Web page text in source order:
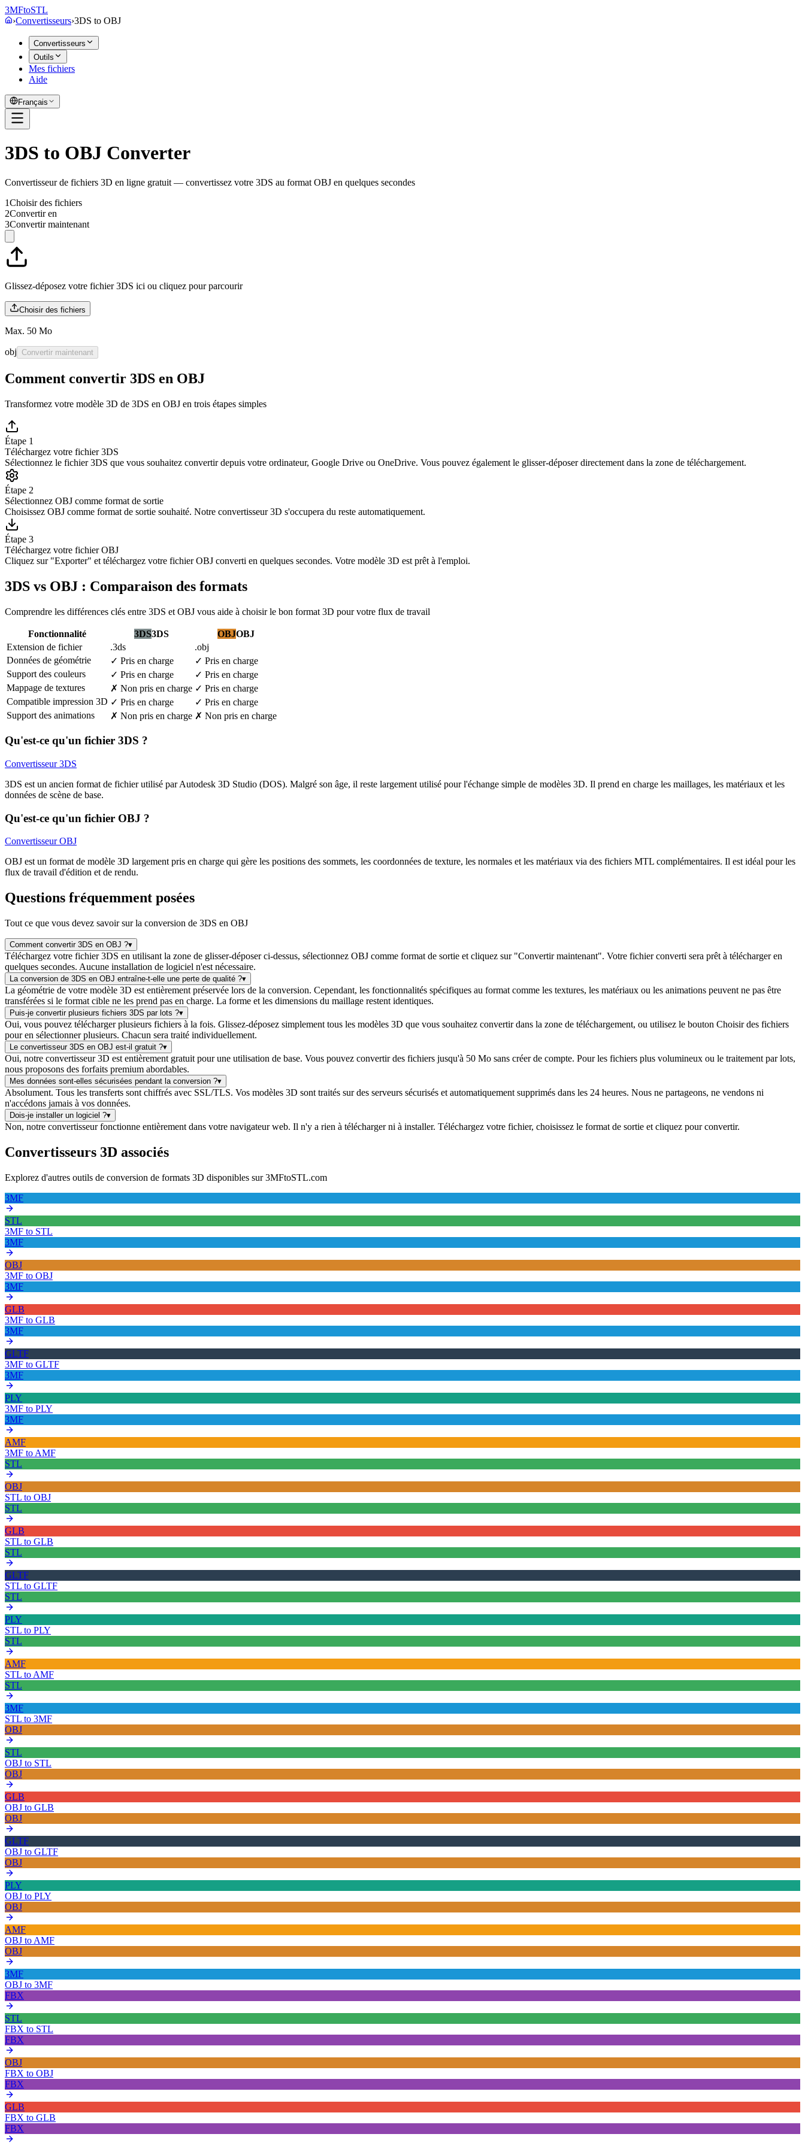
3MFtoSTL
›Convertisseurs›3DS to OBJ
Convertisseurs
Outils
Mes fichiers
Aide
Français
3DS to OBJ Converter
Convertisseur de fichiers 3D en ligne gratuit — convertissez votre 3DS au format OBJ en quelques secondes
1Choisir des fichiers
2Convertir en
3Convertir maintenant
Glissez-déposez votre fichier 3DS ici ou cliquez pour parcourir
Choisir des fichiers
Max. 50 Mo
obj Convertir maintenant
Comment convertir 3DS en OBJ
Transformez votre modèle 3D de 3DS en OBJ en trois étapes simples
Étape 1
Téléchargez votre fichier 3DS
Sélectionnez le fichier 3DS que vous souhaitez convertir depuis votre ordinateur, Google Drive ou OneDrive. Vous pouvez également le glisser-déposer directement dans la zone de téléchargement.
Étape 2
Sélectionnez OBJ comme format de sortie
Choisissez OBJ comme format de sortie souhaité. Notre convertisseur 3D s'occupera du reste automatiquement.
Étape 3
Téléchargez votre fichier OBJ
Cliquez sur "Exporter" et téléchargez votre fichier OBJ converti en quelques secondes. Votre modèle 3D est prêt à l'emploi.
3DS vs OBJ : Comparaison des formats
Comprendre les différences clés entre 3DS et OBJ vous aide à choisir le bon format 3D pour votre flux de travail
Fonctionnalité 3DS3DS OBJOBJ
Extension de fichier
.3ds
.obj
Données de géométrie
✓ Pris en charge ✓ Pris en charge
Support des couleurs
✓ Pris en charge ✓ Pris en charge
Mappage de textures
✗ Non pris en charge ✓ Pris en charge
Compatible impression 3D ✓ Pris en charge ✓ Pris en charge
Support des animations
✗ Non pris en charge ✗ Non pris en charge
Qu'est-ce qu'un fichier 3DS ?
Convertisseur 3DS
3DS est un ancien format de fichier utilisé par Autodesk 3D Studio (DOS). Malgré son âge, il reste largement utilisé pour l'échange simple de modèles 3D. Il prend en charge les maillages, les matériaux et les
données de scène de base.
Qu'est-ce qu'un fichier OBJ ?
Convertisseur OBJ
OBJ est un format de modèle 3D largement pris en charge qui gère les positions des sommets, les coordonnées de texture, les normales et les matériaux via des fichiers MTL complémentaires. Il est idéal pour les
flux de travail d'édition et de rendu.
Questions fréquemment posées
Tout ce que vous devez savoir sur la conversion de 3DS en OBJ
Comment convertir 3DS en OBJ ?▾
Téléchargez votre fichier 3DS en utilisant la zone de glisser-déposer ci-dessus, sélectionnez OBJ comme format de sortie et cliquez sur "Convertir maintenant". Votre fichier converti sera prêt à télécharger en
quelques secondes. Aucune installation de logiciel n'est nécessaire.
La conversion de 3DS en OBJ entraîne-t-elle une perte de qualité ?▾
La géométrie de votre modèle 3D est entièrement préservée lors de la conversion. Cependant, les fonctionnalités spécifiques au format comme les textures, les matériaux ou les animations peuvent ne pas être
transférées si le format cible ne les prend pas en charge. La forme et les dimensions du maillage restent identiques.
Puis-je convertir plusieurs fichiers 3DS par lots ?▾
Oui, vous pouvez télécharger plusieurs fichiers à la fois. Glissez-déposez simplement tous les modèles 3D que vous souhaitez convertir dans la zone de téléchargement, ou utilisez le bouton Choisir des fichiers
pour en sélectionner plusieurs. Chacun sera traité individuellement.
Le convertisseur 3DS en OBJ est-il gratuit ?▾
Oui, notre convertisseur 3D est entièrement gratuit pour une utilisation de base. Vous pouvez convertir des fichiers jusqu'à 50 Mo sans créer de compte. Pour les fichiers plus volumineux ou le traitement par lots,
nous proposons des forfaits premium abordables.
Mes données sont-elles sécurisées pendant la conversion ?▾
Absolument. Tous les transferts sont chiffrés avec SSL/TLS. Vos modèles 3D sont traités sur des serveurs sécurisés et automatiquement supprimés dans les 24 heures. Nous ne partageons, ne vendons ni
n'accédons jamais à vos données.
Dois-je installer un logiciel ?▾
Non, notre convertisseur fonctionne entièrement dans votre navigateur web. Il n'y a rien à télécharger ni à installer. Téléchargez votre fichier, choisissez le format de sortie et cliquez pour convertir.
Convertisseurs 3D associés
Explorez d'autres outils de conversion de formats 3D disponibles sur 3MFtoSTL.com
3MF
STL
3MF to STL
3MF
OBJ
3MF to OBJ
3MF
GLB
3MF to GLB
3MF
GLTF
3MF to GLTF
3MF
PLY
3MF to PLY
3MF
AMF
3MF to AMF
STL
OBJ
STL to OBJ
STL
GLB
STL to GLB
STL
GLTF
STL to GLTF
STL
PLY
STL to PLY
STL
AMF
STL to AMF
STL
3MF
STL to 3MF
OBJ
STL
OBJ to STL
OBJ
GLB
OBJ to GLB
OBJ
GLTF
OBJ to GLTF
OBJ
PLY
OBJ to PLY
OBJ
AMF
OBJ to AMF
OBJ
3MF
OBJ to 3MF
FBX
STL
FBX to STL
FBX
OBJ
FBX to OBJ
FBX
GLB
FBX to GLB
FBX